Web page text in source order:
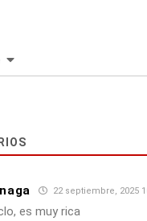
22 septiembre, 2025
es muy rica